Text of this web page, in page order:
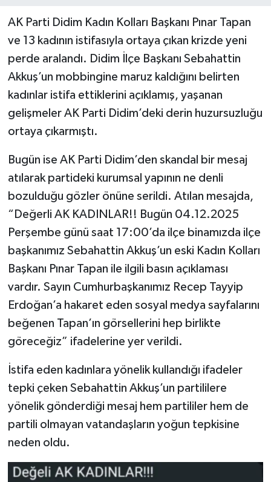
AK Parti Didim Kadın Kolları Başkanı Pınar Tapan
ve 13 kadının istifasıyla ortaya çıkan krizde yeni
perde aralandı. Didim İlçe Başkanı Sebahattin
Akkuş’un mobbingine maruz kaldığını belirten
kadınlar istifa ettiklerini açıklamış, yaşanan
gelişmeler AK Parti Didim’deki derin huzursuzluğu
ortaya çıkarmıştı.
Bugün ise AK Parti Didim’den skandal bir mesaj
atılarak partideki kurumsal yapının ne denli
bozulduğu gözler önüne serildi. Atılan mesajda,
“Değerli AK KADINLAR!! Bugün 04.12.2025
Perşembe günü saat 17:00’da ilçe binamızda ilçe
başkanımız Sebahattin Akkuş’un eski Kadın Kolları
Başkanı Pınar Tapan ile ilgili basın açıklaması
vardır. Sayın Cumhurbaşkanımız Recep Tayyip
Erdoğan’a hakaret eden sosyal medya sayfalarını
beğenen Tapan’ın görsellerini hep birlikte
göreceğiz” ifadelerine yer verildi.
İstifa eden kadınlara yönelik kullandığı ifadeler
tepki çeken Sebahattin Akkuş’un partililere
yönelik gönderdiği mesaj hem partililer hem de
partili olmayan vatandaşların yoğun tepkisine
neden oldu.